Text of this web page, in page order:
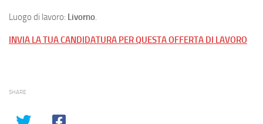
Luogo di lavoro: Livorno.
INVIA LA TUA CANDIDATURA PER QUESTA OFFERTA DI LAVORO
SHARE